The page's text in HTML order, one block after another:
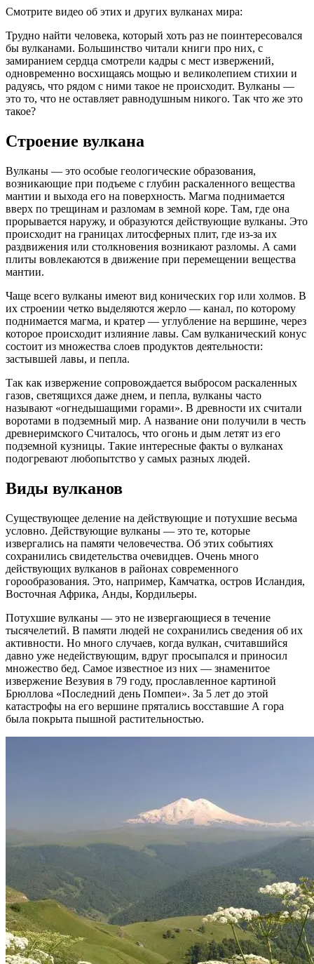
Смотрите видео об этих и других вулканах мира:
Трудно найти человека, который хоть раз не поинтересовался
бы вулканами. Большинство читали книги про них, с
замиранием сердца смотрели кадры с мест извержений,
одновременно восхищаясь мощью и великолепием стихии и
радуясь, что рядом с ними такое не происходит. Вулканы —
это то, что не оставляет равнодушным никого. Так что же это
такое?
Строение вулкана
Вулканы — это особые геологические образования,
возникающие при подъеме с глубин раскаленного вещества
мантии и выхода его на поверхность. Магма поднимается
вверх по трещинам и разломам в земной коре. Там, где она
прорывается наружу, и образуются действующие вулканы. Это
происходит на границах литосферных плит, где из-за их
раздвижения или столкновения возникают разломы. А сами
плиты вовлекаются в движение при перемещении вещества
мантии.
Чаще всего вулканы имеют вид конических гор или холмов. В
их строении четко выделяются жерло — канал, по которому
поднимается магма, и кратер — углубление на вершине, через
которое происходит излияние лавы. Сам вулканический конус
состоит из множества слоев продуктов деятельности:
застывшей лавы, и пепла.
Так как извержение сопровождается выбросом раскаленных
газов, светящихся даже днем, и пепла, вулканы часто
называют «огнедышащими горами». В древности их считали
воротами в подземный мир. А название они получили в честь
древнеримского Считалось, что огонь и дым летят из его
подземной кузницы. Такие интересные факты о вулканах
подогревают любопытство у самых разных людей.
Виды вулканов
Существующее деление на действующие и потухшие весьма
условно. Действующие вулканы — это те, которые
извергались на памяти человечества. Об этих событиях
сохранились свидетельства очевидцев. Очень много
действующих вулканов в районах современного
горообразования. Это, например, Камчатка, остров Исландия,
Восточная Африка, Анды, Кордильеры.
Потухшие вулканы — это не извергающиеся в течение
тысячелетий. В памяти людей не сохранились сведения об их
активности. Но много случаев, когда вулкан, считавшийся
давно уже недействующим, вдруг просыпался и приносил
множество бед. Самое известное из них — знаменитое
извержение Везувия в 79 году, прославленное картиной
Брюллова «Последний день Помпеи». За 5 лет до этой
катастрофы на его вершине прятались восставшие А гора
была покрыта пышной растительностью.